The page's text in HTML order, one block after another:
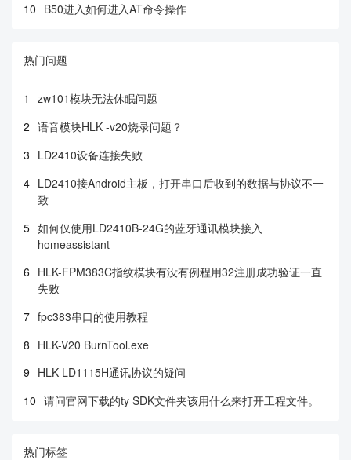
10 B50进入如何进入AT命令操作
热门问题
1
zw101模块无法休眠问题
2 语音模块HLK -v20烧录问题？
3 LD2410设备连接失败
4 LD2410接Android主板，打开串口后收到的数据与协议不一
致
5 如何仅使用LD2410B-24G的蓝牙通讯模块接入
homeassistant
6 HLK-FPM383C指纹模块有没有例程用32注册成功验证一直
失败
7 fpc383串口的使用教程
8 HLK-V20 BurnTool.exe
9 HLK-LD1115H通讯协议的疑问
10 请问官网下载的ty SDK文件夹该用什么来打开工程文件。
热门标签